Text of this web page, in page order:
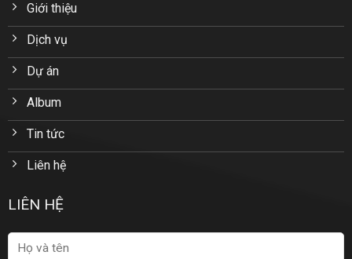
Giới thiệu
Dịch vụ
Dự án
Album
Tin tức
Liên hệ
LIÊN HỆ